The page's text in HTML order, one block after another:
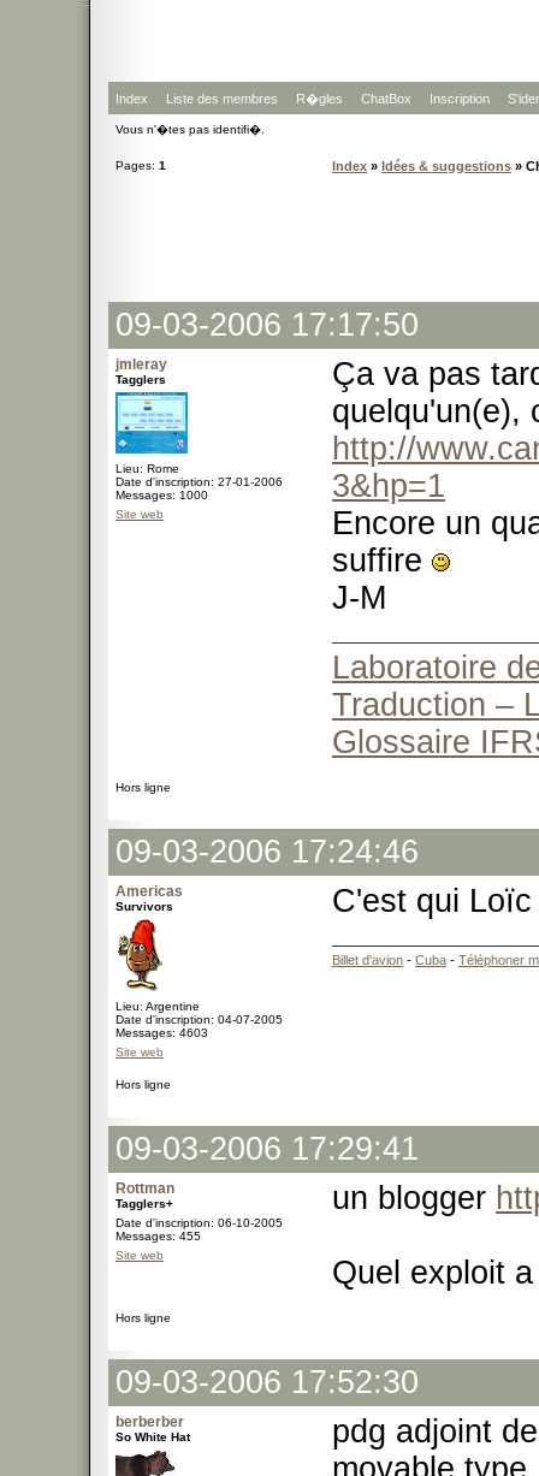
Index Liste des membres R�gles ChatBox Inscription
Vous n'�tes pas identifi�.
Pages: 1 Index » Idées & suggestions »
09-03-2006 17:17:50
jmleray
Tagglers
Lieu: Rome
Date d'inscription: 27-01-2006
Messages: 1000
Site web
Ça va pas
quelqu'un(e),
http://
3&hp=1
Encore un
suffire
J-M
Laboratoire
Traduction –
Glossaire
Hors ligne
09-03-2006 17:24:46
Americas
Survivors
Lieu: Argentine
Date d'inscription: 04-07-2005
Messages: 4603
Site web
C'est qui
Billet d'avion - Cuba - Téléphoner
Hors ligne
09-03-2006 17:29:41
Rottman
Tagglers+
Date d'inscription: 06-10-2005
Messages: 455
Site web
un blogger
Quel exploit
Hors ligne
09-03-2006 17:52:30
berberber
So White Hat
pdg adjoint
movable type